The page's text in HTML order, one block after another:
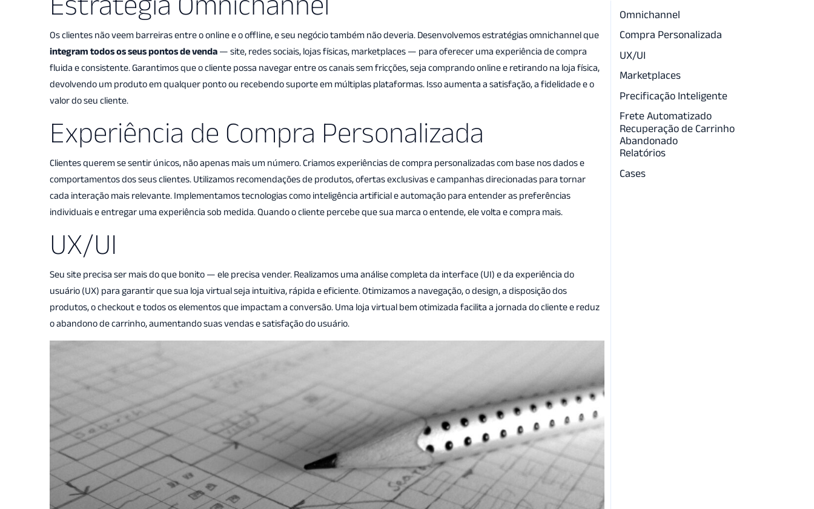
para otimizar vendas, melhorar a
experiência do cliente e fazer a
operação funcionar
Os clientes não veem barreiras entre o online e o offline, e seu negócio também não deveria. Desenvolvemos estratégias omnichannel que
integram todos os seus pontos de venda — site, redes sociais, lojas físicas, marketplaces — para oferecer uma experiência de compra
fluida e consistente. Garantimos que o cliente possa navegar entre os canais sem fricções, seja comprando online e retirando na loja física,
devolvendo um produto em qualquer ponto ou recebendo suporte em múltiplas plataformas. Isso aumenta a satisfação, a fidelidade e o
valor do seu cliente.
Experiência de Compra Personalizada
Clientes querem se sentir únicos, não apenas mais um número. Criamos experiências de compra personalizadas com base nos dados e
comportamentos dos seus clientes. Utilizamos recomendações de produtos, ofertas exclusivas e campanhas direcionadas para tornar
cada interação mais relevante. Implementamos tecnologias como inteligência artificial e automação para entender as preferências
individuais e entregar uma experiência sob medida. Quando o cliente percebe que sua marca o entende, ele volta e compra mais.
UX/UI​
Seu site precisa ser mais do que bonito — ele precisa vender. Realizamos uma análise completa da interface (UI) e da experiência do
usuário (UX) para garantir que sua loja virtual seja intuitiva, rápida e eficiente. Otimizamos a navegação, o design, a disposição dos
produtos, o checkout e todos os elementos que impactam a conversão. Uma loja virtual bem otimizada facilita a jornada do cliente e reduz
o abandono de carrinho, aumentando suas vendas e satisfação do usuário.
Omnichannel
Compra Personalizada
UX/UI​
Marketplaces
Precificação Inteligente
Frete Automatizado
Recuperação de Carrinho
Abandonado
Relatórios
Cases